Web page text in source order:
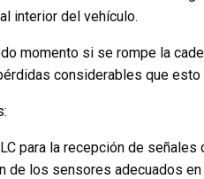
interior del vehículo.
momento si se rompe la
considerables que
para la recepción de
de los sensores adecuados